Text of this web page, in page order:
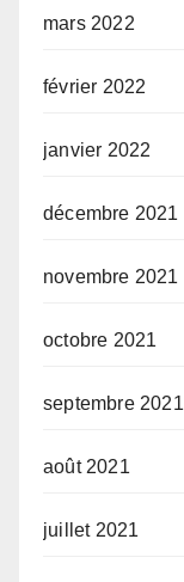
mars 2022
février 2022
janvier 2022
décembre 2021
novembre 2021
octobre 2021
septembre 2021
août 2021
juillet 2021